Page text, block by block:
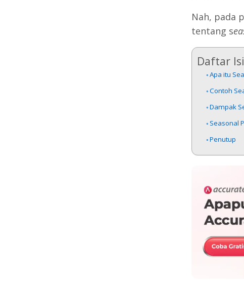
Nah, pada
tentang s
Daftar Isi
Apa itu
Contoh
Dampak
Seasonal
Penutup